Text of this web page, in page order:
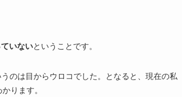
いないということです。
うのは目からウロコでした。となると、現在の私
ります。